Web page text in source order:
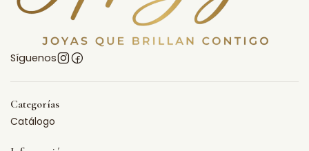
Síguenos
Categorías
Catálogo